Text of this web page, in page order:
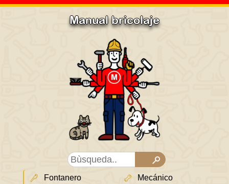
Manual bricolaje
Fontanero
Mecánico